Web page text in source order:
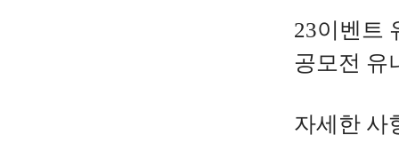
23이벤트
공모전 유
자세한 사